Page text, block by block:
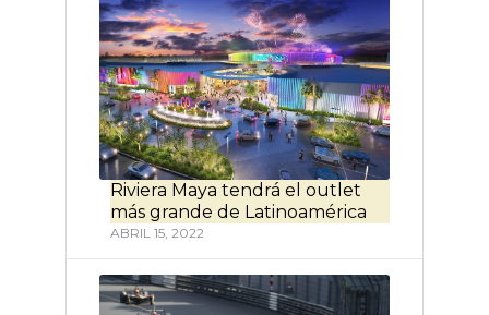
Riviera Maya tendrá el outlet
más grande de Latinoamérica
ABRIL 15, 2022